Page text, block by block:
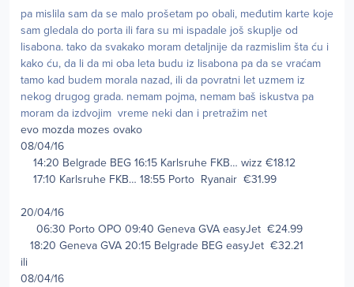
pa mislila sam da se malo prošetam po obali, međutim karte koje
sam gledala do porta ili fara su mi ispadale još skuplje od
lisabona. tako da svakako moram detaljnije da razmislim šta ću i
kako ću, da li da mi oba leta budu iz lisabona pa da se vraćam
tamo kad budem morala nazad, ili da povratni let uzmem iz
nekog drugog grada. nemam pojma, nemam baš iskustva pa
moram da izdvojim vreme neki dan i pretražim net
evo mozda mozes ovako
08/04/16
14:20 Belgrade BEG 16:15 Karlsruhe FKB… wizz €18.12
17:10 Karlsruhe FKB… 18:55 Porto Ryanair €31.99
20/04/16
06:30 Porto OPO 09:40 Geneva GVA easyJet €24.99
18:20 Geneva GVA 20:15 Belgrade BEG easyJet €32.21
ili
08/04/16